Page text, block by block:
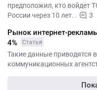
предположил, кто войдет
России через 10 лет. .
3
Рынок интернет-
4%
Статья
Такие данные приводятся
коммуникационных